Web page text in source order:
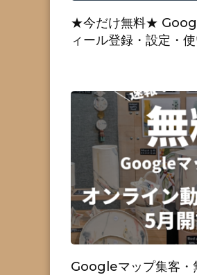
★今だけ無料★
ィール登録・設定・
Googleマップ集客・